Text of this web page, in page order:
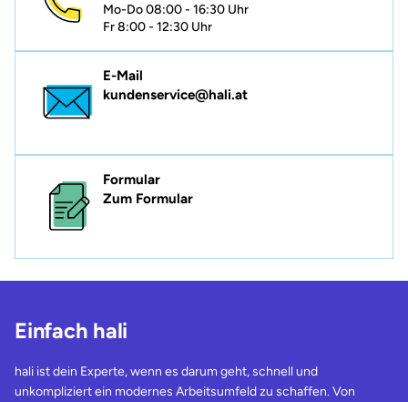
Mo-Do 08:00 - 16:30 Uhr
Fr 8:00 - 12:30 Uhr
E-Mail
kundenservice@hali.at
Formular
Zum Formular
Einfach hali
hali ist dein Experte, wenn es darum geht, schnell und
unkompliziert ein modernes Arbeitsumfeld zu schaffen. Von